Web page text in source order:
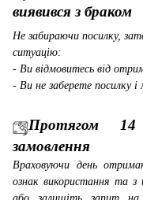
виявився з браком
Не забираючи посилку,
ситуацію:
- Ви відмовитесь від
- Ви не заберете посилку і
Протягом 14
замовлення
Враховуючи день
ознак використання та з